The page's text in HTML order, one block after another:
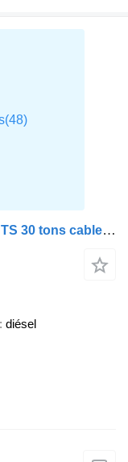
Mercedes-Benz Actros L 2848 6X2 HTS 30 tons cable system Lift-Axle Full Air Au
diésel